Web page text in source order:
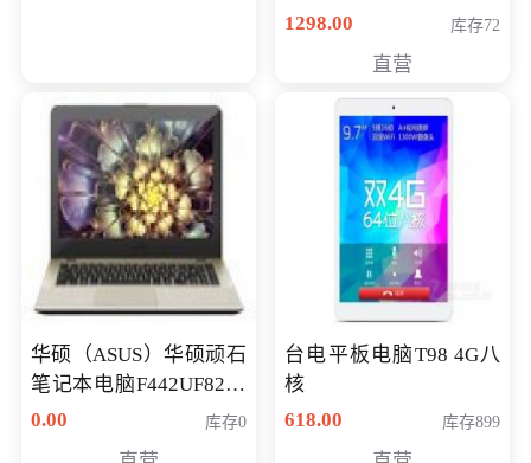
购买）
1298.00 库存72
直营
华硕（ASUS）华硕顽石
笔记本电脑F442UF8250
八代独显轻薄办公商务
0.00 库存0
台电平板电脑T98 4G八
核
618.00
库存899